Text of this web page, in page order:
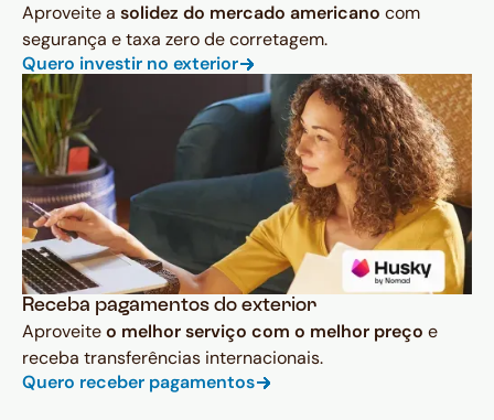
Aproveite a solidez do mercado americano com
segurança e taxa zero de corretagem.
Quero investir no exterior
Receba pagamentos do exterior
Aproveiteo melhor serviço com o melhor preço e
receba transferências internacionais.
Quero receber pagamentos